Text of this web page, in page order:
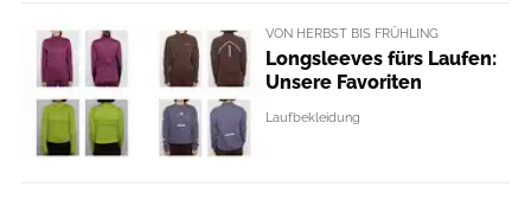
VON HERBST BIS FRÜHLING
Longsleeves fürs Laufen:
Unsere Favoriten
Laufbekleidung